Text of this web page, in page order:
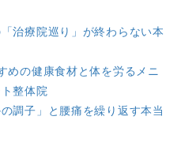
治療院巡り」が終わらない本
めの健康食材と体を労るメニ
整体院
調子」と腰痛を繰り返す本当